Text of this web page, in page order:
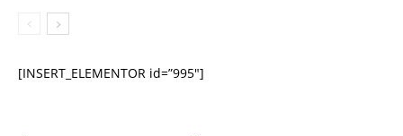
[INSERT_ELEMENTOR id=”995″]